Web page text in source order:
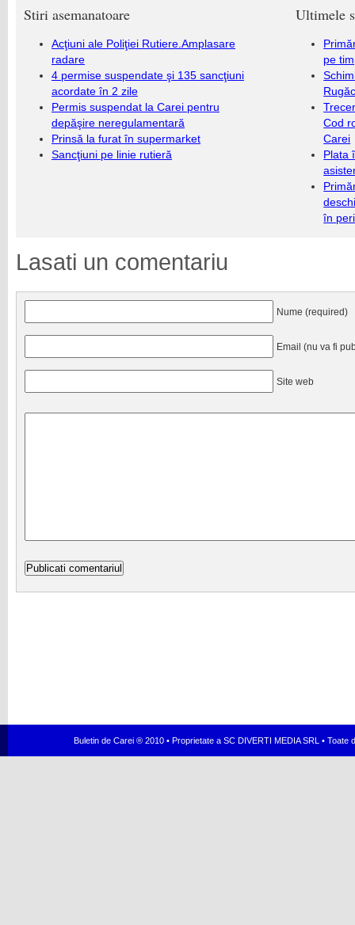
Stiri asemanatoare
Acţiuni ale Poliţiei Rutiere.Amplasare
radare
4 permise suspendate şi 135 sancţiuni
acordate în 2 zile
Permis suspendat la Carei pentru
depăşire neregulamentară
Prinsă la furat în supermarket
Sancţiuni pe linie rutieră
Ultimele
pe
Cod
Carei
Plata
în
Lasati un comentariu
Nume (required)
Email (nu va fi
Site web
Buletin de Carei ® 2010 • Proprietate a SC DIVERTI MEDIA SRL •